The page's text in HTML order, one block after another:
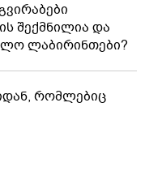
შექმნილია და
ლაბირინთები?
რომლებიც